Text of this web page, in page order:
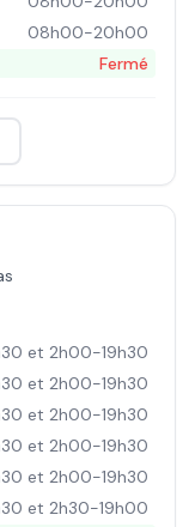
08h00-20h00
Fermé
et 2h00-19h30
et 2h00-19h30
et 2h00-19h30
et 2h00-19h30
et 2h00-19h30
et 2h30-19h00